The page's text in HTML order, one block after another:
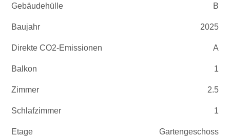
Gebäudehülle B
Baujahr 2025
Direkte CO2-Emissionen A
Balkon 1
Zimmer 2.5
Schlafzimmer 1
Etage Gartengeschoss